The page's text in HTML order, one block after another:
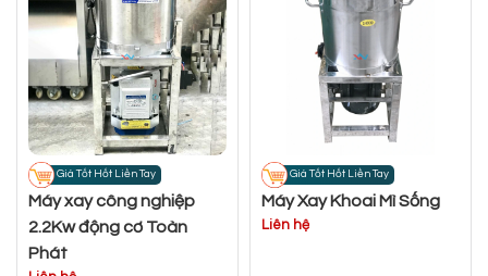
Giá Tốt Hốt Liền Tay
Máy xay công nghiệp
2.2Kw động cơ Toàn
Phát
Giá Tốt Hốt Liền Tay
Máy Xay Khoai Mì Sống
Liên hệ